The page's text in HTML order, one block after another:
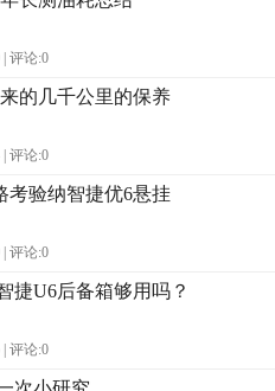
| 评论:0
的几千公里的保养
| 评论:0
考验纳智捷优6悬挂
| 评论:0
捷U6后备箱够用吗？
| 评论:0